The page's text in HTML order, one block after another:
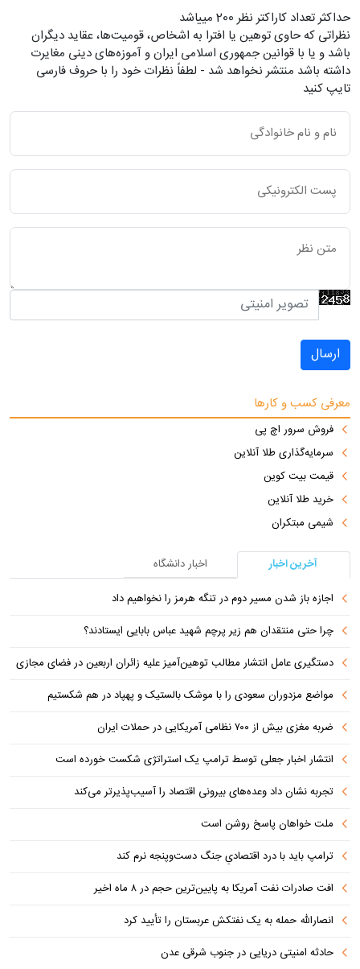
حداکثر تعداد کاراکتر نظر 200 ميياشد
نظراتی که حاوی توهین یا افترا به اشخاص، قومیت‌ها، عقاید دیگران
باشد و یا با قوانین جمهوری اسلامی ایران و آموزه‌های دینی مغایرت
داشته باشد منتشر نخواهد شد - لطفاً نظرات خود را با حروف فارسی
تایپ کنید
ارسال
معرفی کسب و کارها
فروش سرور اچ پی
سرمایه‌گذاری طلا آنلاین
قیمت بیت کوین
خرید طلا آنلاین
شیمی مبتکران
آخرین اخبار
اخبار دانشگاه
اجازه باز شدن مسیر دوم در تنگه هرمز را نخواهیم داد
چرا حتی منتقدان هم زیر پرچم شهید عباس بابایی ایستادند؟
دستگیری عامل انتشار مطالب توهین‌آمیز علیه زائران اربعین در فضای مجازی
مواضع مزدوران سعودی را با موشک بالستیک و پهپاد در هم شکستیم
ضربه مغزی بیش از ۷۰۰ نظامی آمریکایی در حملات ایران
انتشار اخبار جعلی توسط ترامپ یک استراتژی شکست خورده است
تجربه نشان داد وعده‌های بیرونی اقتصاد را آسیب‌پذیرتر می‌کند
ملت خواهان پاسخ روشن است
ترامپ باید با درد اقتصادیِ جنگ دست‌و‌پنجه نرم کند
افت صادرات نفت آمریکا به پایین‌ترین حجم در ۸ ماه اخیر
انصارالله حمله به یک نفتکش عربستان را تأیید کرد
حادثه امنیتی دریایی در جنوب شرقی عدن